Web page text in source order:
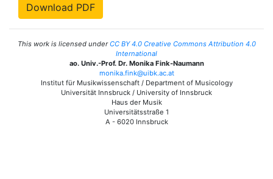
Download PDF
This work is licensed underCC BY 4.0 Creative Commons Attribution 4.0
International
ao. Univ.-Prof. Dr. Monika Fink-Naumann
monika.fink@uibk.ac.at
Institut für Musikwissenschaft / Department of Musicology
Universität Innsbruck / University of Innsbruck
Haus der Musik
Universitätsstraße 1
A - 6020 Innsbruck